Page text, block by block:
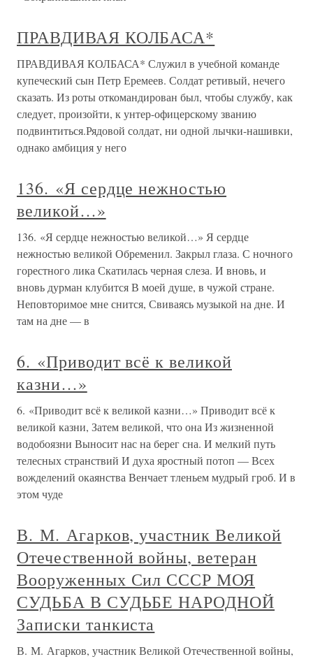
ПРАВДИВАЯ КОЛБАСА*
ПРАВДИВАЯ КОЛБАСА* Служил в учебной команде
купеческий сын Петр Еремеев. Солдат ретивый, нечего
сказать. Из роты откомандирован был, чтобы службу, как
следует, произойти, к унтер-офицерскому званию
подвинтиться.Рядовой солдат, ни одной лычки-нашивки,
однако амбиция у него
136. «Я сердце нежностью
великой…»
136. «Я сердце нежностью великой…» Я сердце
нежностью великой Обременил. Закрыл глаза. С ночного
горестного лика Скатилась черная слеза. И вновь, и
вновь дурман клубится В моей душе, в чужой стране.
Неповторимое мне снится, Свиваясь музыкой на дне. И
там на дне — в
6. «Приводит всё к великой
казни…»
6. «Приводит всё к великой казни…» Приводит всё к
великой казни, Затем великой, что она Из жизненной
водобоязни Выносит нас на берег сна. И мелкий путь
телесных странствий И духа яростный потоп — Всех
вожделений окаянства Венчает тленьем мудрый гроб. И в
этом чуде
В. М. Агарков, участник Великой
Отечественной войны, ветеран
Вооруженных Сил СССР МОЯ
СУДЬБА В СУДЬБЕ НАРОДНОЙ
Записки танкиста
В. М. Агарков, участник Великой Отечественной войны,